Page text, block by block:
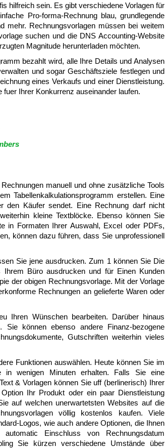
hilfreich sein. Es gibt verschiedene Vorlagen für
Pro-forma-Rechnung blau, grundlegende
mehr. Rechnungsvorlagen müssen bei weitem
suchen und die DNS Accounting-Website
Magnitude herunterladen möchten.
bezahlt wird, alle Ihre Details und Analysen
und sogar Geschäftsziele festlegen und
eines Verkaufs und einer Dienstleistung.
Ihrer Konkurrenz auseinander laufen.
manuell und ohne zusätzliche Tools
Tabellenkalkulationsprogramm erstellen. Eine
den Käufer sendet. Eine Rechnung darf nicht
kleine Textblöcke. Ebenso können Sie
in Formaten Ihrer Auswahl, Excel oder PDFs,
können dazu führen, dass Sie unprofessionell
Sie jene ausdrucken. Zum 1 können Sie Die
Ihrem Büro ausdrucken und für Einen Kunden
der obigen Rechnungsvorlage. Mit der Vorlage
Rechnungen an gelieferte Waren oder
Ihren Wünschen bearbeiten. Darüber hinaus
Sie können ebenso andere Finanz-bezogene
Gutschriften weiterhin vieles
Funktionen auswählen. Heute können Sie im
in wenigen Minuten erhalten. Falls Sie eine
& Vorlagen können Sie uff (berlinerisch) Ihrer
Ihr Produkt oder ein paar Dienstleistung
auf welchen unerwartetsten Websites auf die
völlig kostenlos kaufen. Viele
Logos, wie auch andere Optionen, die Ihnen
Einschluss von Rechnungsdatum
Sie kürzen verschiedene Umstände über